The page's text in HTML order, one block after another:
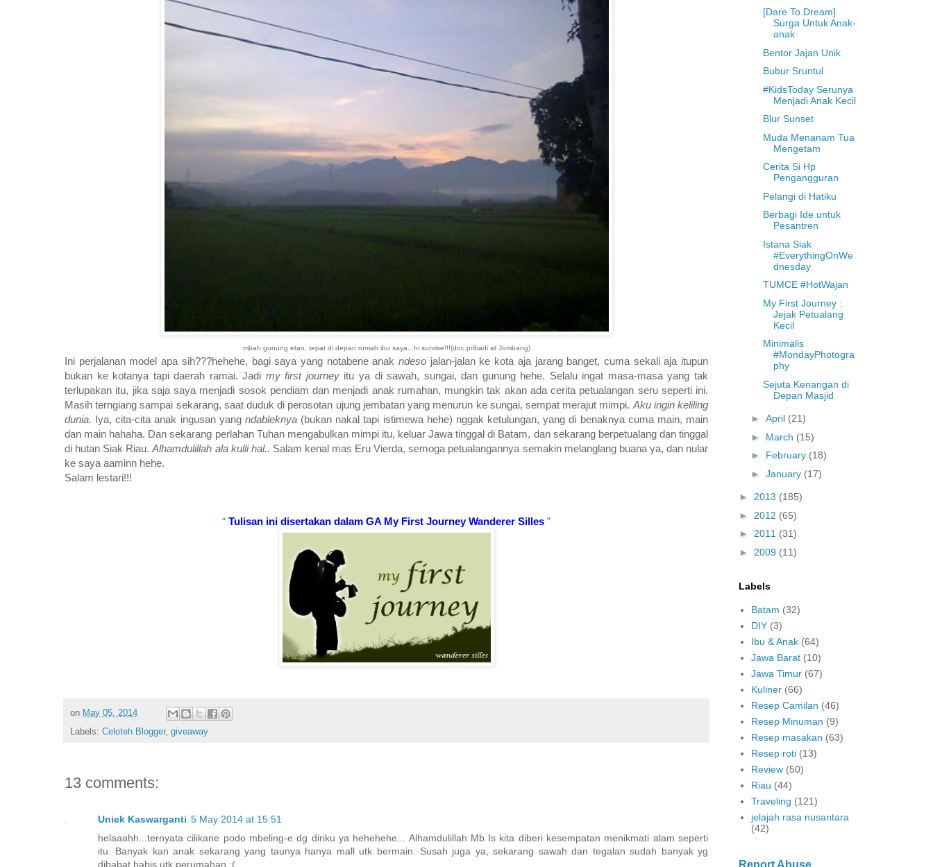
mbah gunung etan, tepat di depan rumah ibu saya...hi sunrise!!!(doc.pribadi at Jombang)
Ini perjalanan model apa sih???hehehe, bagi saya yang notabene anak ndeso jalan-jalan ke kota aja jarang banget, cuma sekali aja itupun
bukan ke kotanya tapi daerah ramai. Jadi my first journeyitu ya di sawah, sungai, dan gunung hehe. Selalu ingat masa-masa yang tak
terlupakan itu, jika saja saya menjadi sosok pendiam dan menjadi anak rumahan, mungkin tak akan ada cerita petualangan seru seperti ini.
Masih terngiang sampai sekarang, saat duduk di perosotan ujung jembatan yang menurun ke sungai, sempat merajut mimpi. Aku ingin keliling
dunia. Iya, cita-cita anak ingusan yang ndableknya (bukan nakal tapi istimewa hehe) nggak ketulungan, yang di benaknya cuma main, main
dan main hahaha. Dan sekarang perlahan Tuhan mengabulkan mimpi itu, keluar Jawa tinggal di Batam, dan sekarang berpetualang dan tinggal
di hutan Siak Riau.Alhamdulillah ala kulli hal.. Salam kenal mas Eru Vierda, semoga petualangannya semakin melanglang buana ya, dan nular
ke saya aaminn hehe.
Salam lestari!!!
“ Tulisan ini disertakan dalam GA My First Journey Wanderer Silles ”
on May 05, 2014
Labels: Celoteh Blogger, giveaway
13 comments:
Uniek Kaswarganti 5 May 2014 at 15:51
helaaahh...ternyata cilikane podo mbeling-e dg diriku ya hehehehe... Alhamdulillah Mb Is kita diberi kesempatan menikmati alam seperti
itu. Banyak kan anak sekarang yang taunya hanya mall utk bermain. Susah juga ya, sekarang sawah dan tegalan sudah banyak yg
dibabat habis utk perumahan :(
[Dare To Dream]
Surga Untuk Anak-
anak
Bentor Jajan Unik
Bubur Sruntul
#KidsToday Serunya
Menjadi Anak Kecil
Blur Sunset
Muda Menanam Tua
Mengetam
Cerita Si Hp
Pengangguran
Pelangi di Hatiku
Berbagi Ide untuk
Pesantren
Istana Siak
#EverythingOnWe
dnesday
TUMCE #HotWajan
My First Journey :
Jejak Petualang
Kecil
Minimalis
#MondayPhotogra
phy
Sejuta Kenangan di
Depan Masjid
► April (21)
► March (15)
► February (18)
► January (17)
► 2013 (185)
► 2012 (65)
► 2011 (31)
► 2009 (11)
Labels
Batam (32)
DIY (3)
Ibu & Anak (64)
Jawa Barat (10)
Jawa Timur (67)
Kuliner (66)
Resep Camilan (46)
Resep Minuman (9)
Resep masakan (63)
Resep roti (13)
Review (50)
Riau (44)
Traveling (121)
jelajah rasa nusantara
(42)
Report Abuse